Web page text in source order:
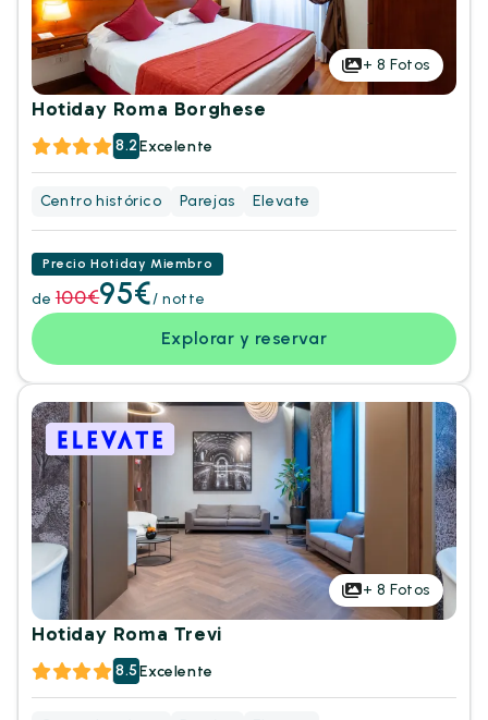
+ 8 Fotos
Hotiday Roma Borghese
8.2Excelente
Centro histórico Parejas Elevate
Precio Hotiday Miembro
de 100€95€/ notte
Explorar y reservar
+ 8 Fotos
Hotiday Roma Trevi
8.5 Excelente